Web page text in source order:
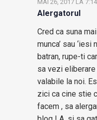
Alergatorul
MAI 26, 2017 LA
Cred ca suna
munca’ sau
batran, rupe-ti
sa vezi
valabile la noi.
zici ca cine stie
facem , sa